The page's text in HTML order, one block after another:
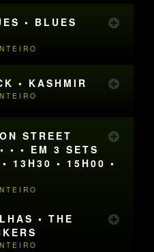
• BLUES
• KASHMIR
STREET
• • EM 3 SETS
13H30 • 15H00 •
• THE